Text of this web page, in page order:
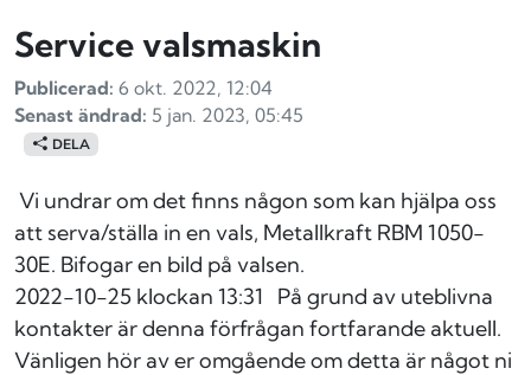
Service valsmaskin
Publicerad: 6 okt. 2022, 12:04
Senast ändrad: 5 jan. 2023, 05:45
DELA
Vi undrar om det finns någon som kan hjälpa oss
att serva/ställa in en vals, Metallkraft RBM 1050-
30E. Bifogar en bild på valsen.
2022-10-25 klockan 13:31
På grund av uteblivna
kontakter är denna förfrågan fortfarande aktuell.
Vänligen hör av er omgående om detta är något ni